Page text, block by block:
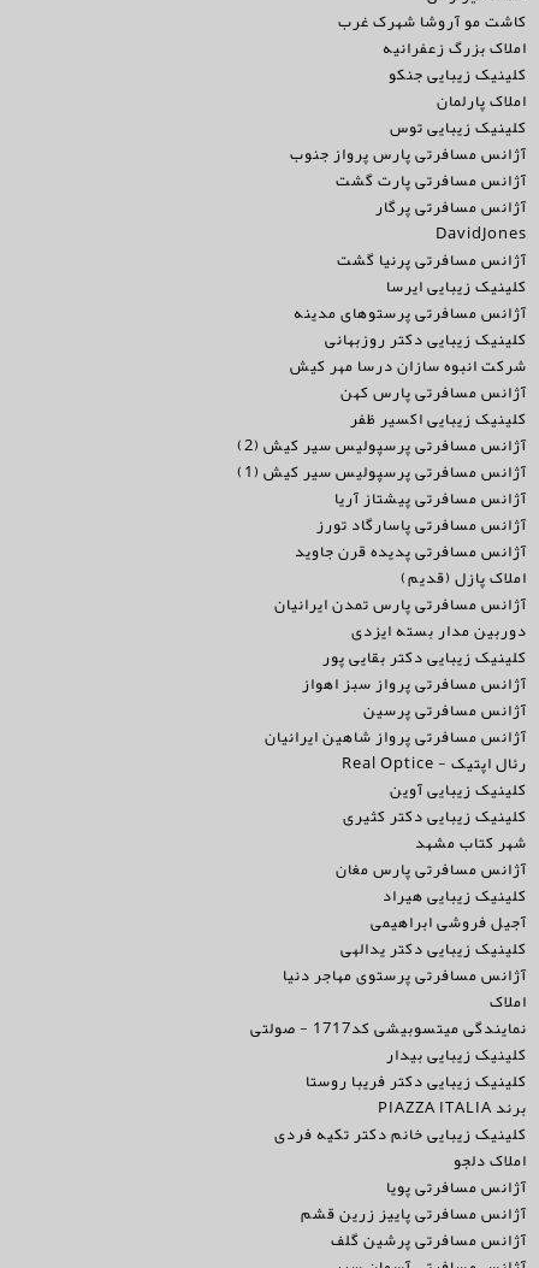
کاشت مو آروشا شهرک غرب
املاک بزرگ زعفرانیه
کلینیک زیبایی جنکو
املاک پارلمان
کلینیک زیبایی توس
آژانس مسافرتی پارس پرواز جنوب
آژانس مسافرتی پارت گشت
آژانس مسافرتی پرگار
DavidJones
آژانس مسافرتی پرنیا گشت
کلینیک زیبایی ایرسا
آژانس مسافرتی پرستوهای مدینه
کلینیک زیبایی دکتر روزبهانی
شرکت انبوه سازان درسا مهر کیش
آژانس مسافرتی پارس کهن
کلینیک زیبایی اکسیر ظفر
آژانس مسافرتی پرسپولیس سیر کیش (2)
آژانس مسافرتی پرسپولیس سیر کیش (1)
آژانس مسافرتی پیشتاز آریا
آژانس مسافرتی پاسارگاد تورز
آژانس مسافرتی پدیده قرن جاوید
املاک پازل (قدیم)
آژانس مسافرتی پارس تمدن ایرانیان
دوربین مدار بسته ایزدی
کلینیک زیبایی دکتر بقایی پور
آژانس مسافرتی پرواز سبز اهواز
آژانس مسافرتی پرسین
آژانس مسافرتی پرواز شاهین ایرانیان
رئال اپتیک - Real Optice
کلینیک زیبایی آوین
کلینیک زیبایی دکتر کثیری
شهر کتاب مشهد
آژانس مسافرتی پارس مغان
کلینیک زیبایی هیراد
آجیل فروشی ابراهیمی
کلینیک زیبایی دکتر یدالهی
آژانس مسافرتی پرستوی مهاجر دنیا
املاک
نمایندگی میتسوبیشی کد1717 - صولتی
کلینیک زیبایی بیدار
کلینیک زیبایی دکتر فریبا روستا
برند PIAZZA ITALIA
کلینیک زیبایی خانم دکتر تکیه فردی
املاک دلجو
آژانس مسافرتی پویا
آژانس مسافرتی پاییز زرین قشم
آژانس مسافرتی پرشین گلف